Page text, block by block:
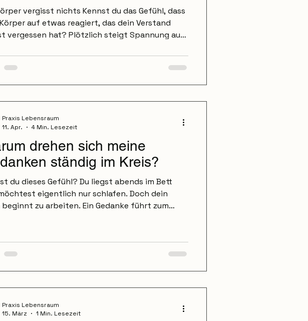
vergisst nichts Kennst du das Gefühl, dass
auf etwas reagiert, das dein Verstand
vergessen hat? Plötzlich steigt Spannung auf,
Orte oder Situationen – obwohl
nichts passiert ist“. Das liegt daran, dass
sich erinnert – auch wenn du es nicht
Was ist das Körpergedächtnis?
drehen sich meine
ständig im Kreis?
du dieses Gefühl? Du liegst abends im Bett
eigentlich nur schlafen. Doch dein
zu arbeiten. Ein Gedanke führt zum
passieren könnte. Und plötzlich merkst du:
Gedanken drehen sich im Kreis. Viele Menschen
Warum unser Ge
Praxis Lebensraum
11. Apr.
4 Min. Lesezeit
Praxis Lebensraum
15. März
1 Min. Lesezeit